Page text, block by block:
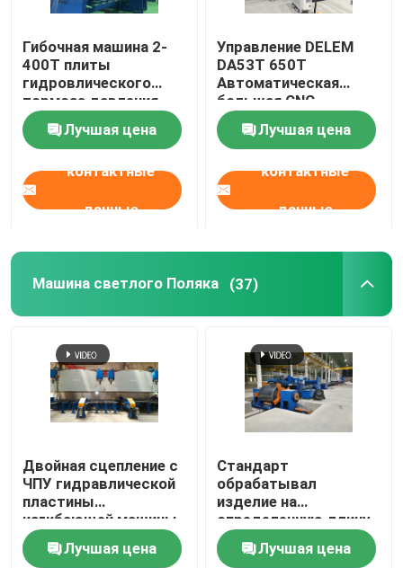
Гибочная машина 2-
400T плиты
гидровлического
тормоза давления
CNC тандемного
сверхмощная/7000mm
Лучшая цена
контактные
данные
Управление DELEM
DA53T 650T
Автоматическая
большая CNC
тандемная прессовая
тормозная машина
Лучшая цена
контактные
данные
Машина светлого Поляка (37)
Двойная сцепление с
ЧПУ гидравлической
пластины
изгибающей машины
для линии
производства
Лучшая цена
Стандарт
обрабатывал
изделие на
определенную длину
линия, горячекатаная
машина светлого
Лучшая цена